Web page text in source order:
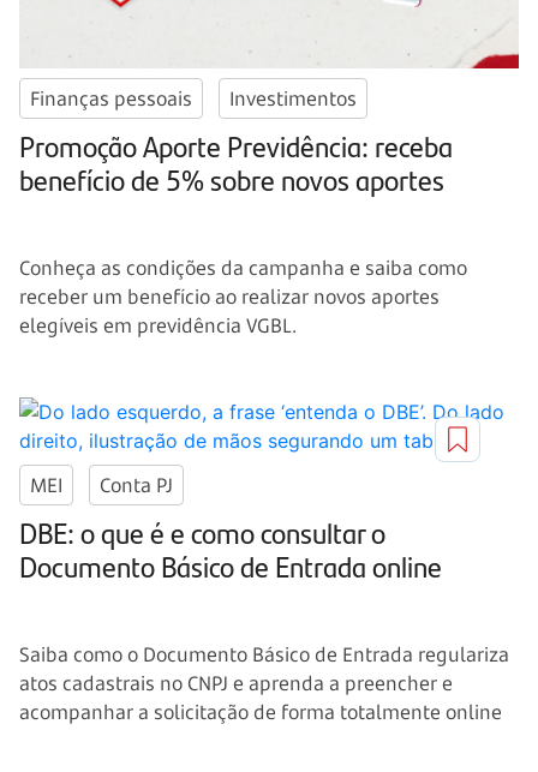
Finanças pessoais Investimentos
Promoção Aporte Previdência: receba
benefício de 5% sobre novos aportes
Conheça as condições da campanha e saiba como
receber um benefício ao realizar novos aportes
elegíveis em previdência VGBL.
MEI Conta PJ
DBE: o que é e como consultar o
Documento Básico de Entrada online
Saiba como o Documento Básico de Entrada regulariza
atos cadastrais no CNPJ e aprenda a preencher e
acompanhar a solicitação de forma totalmente online